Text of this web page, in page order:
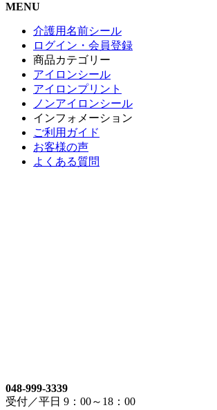
MENU
介護用名前シール
ログイン・会員登録
商品カテゴリー
アイロンシール
アイロンプリント
ノンアイロンシール
インフォメーション
ご利用ガイド
お客様の声
よくある質問
048-999-3339
受付／平日 9：00～18：00